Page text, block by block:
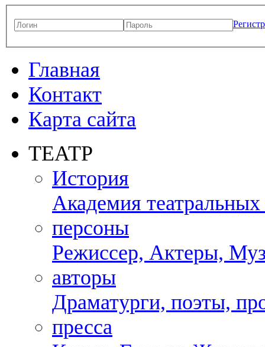
Главная
Контакт
Карта сайта
ТЕАТР
История
Академия
персоны
Режиссер, Актеры,
авторы
Драматурги, поэты,
пресса